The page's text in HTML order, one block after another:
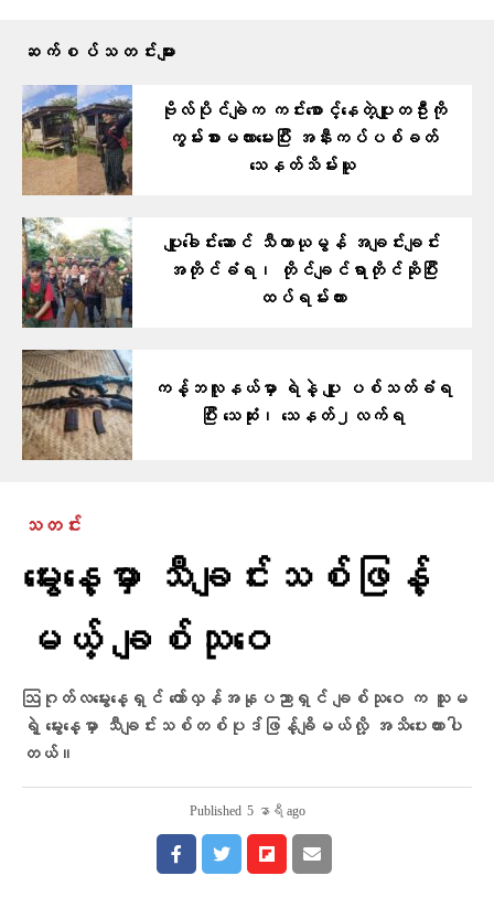
ဆက်စပ်သတင်းများ
ဗိုလ်ပိုင်ချဲက ကင်း​စောင့်​နေတဲ့ပျူတဦးကို
ကွမ်းစားမလား​မေးပြီး အနီးကပ်ပစ်ခတ်
သေနတ်သိမ်းယူ
ပျူခေါင်းဆောင် သီတာယုမွန် အချင်းချင်း
အတိုင်ခံရ၊ တိုင်ချင်ရာတိုင်ဆိုပြီး
ထပ်ရမ်းကား
ကန့်ဘလူနယ်မှာ ရဲနဲ့ ပျူ ပစ်သတ်ခံရ
ပြီး သေဆုံး၊ သေနတ်၂လက်ရ
သတင်း
မွေးနေ့မှာ သီချင်းသစ်ဖြန့်
မယ့် ချစ်သုဝေ
ဩဂုတ်လမွေးနေ့ရှင် တော်လှန်အနုပညာရှင် ချစ်သုဝေ က သူမ
ရဲ့ မွေးနေ့မှာ သီချင်းသစ်တစ်ပုဒ်ဖြန့်ချိမယ်လို့ အသိပေးထားပါ
တယ်။
Published 5 နာရီ ago